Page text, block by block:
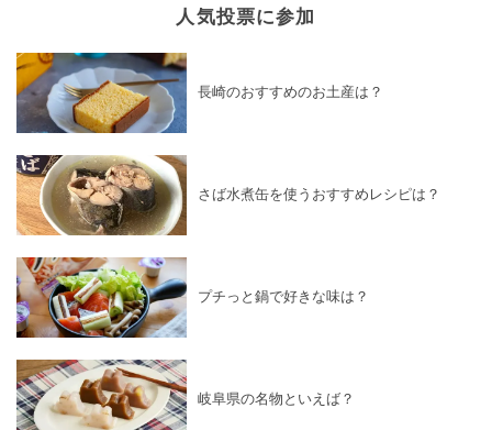
人気投票に参加
長崎のおすすめのお土産は？
さば水煮缶を使うおすすめレシピは？
プチっと鍋で好きな味は？
岐阜県の名物といえば？